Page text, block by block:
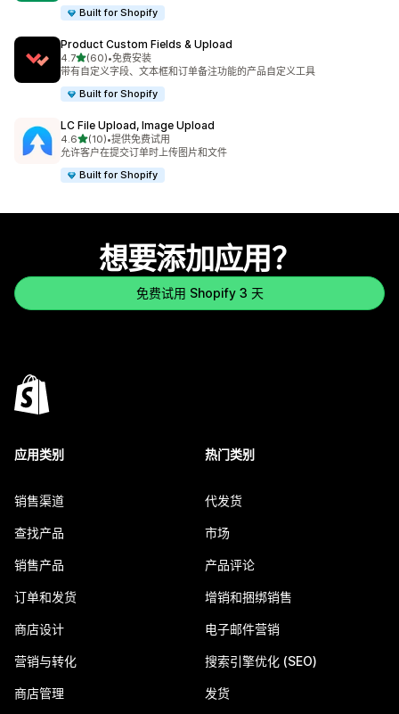
Built for Shopify
Product Custom Fields & Upload
4.7星（满分 5 星）
(60)
总共 60 条评论
•免费安装
带有自定义字段、文本框和订单备注功能的产品自定义工具
Built for Shopify
LC File Upload, Image Upload
4.6星（满分 5 星）
(10)
总共 10 条评论
•提供免费试用
允许客户在提交订单时上传图片和文件
Built for Shopify
想要添加应用？
免费试用 Shopify 3 天
应用类别
销售渠道
查找产品
销售产品
订单和发货
商店设计
营销与转化
商店管理
热门类别
代发货
市场
产品评论
增销和捆绑销售
电子邮件营销
搜索引擎优化 (SEO)
发货